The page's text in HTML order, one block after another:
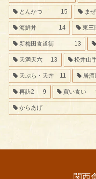
とんかつ 15 ま
海鮮丼 14 東三
新梅田食道街 13
天満天六 13 松井山
天ぷら・天丼 11 居酒
再訪2 9 買い食い
からあげ
関西